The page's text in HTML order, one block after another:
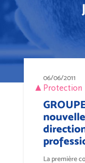
06/06/2011
La première